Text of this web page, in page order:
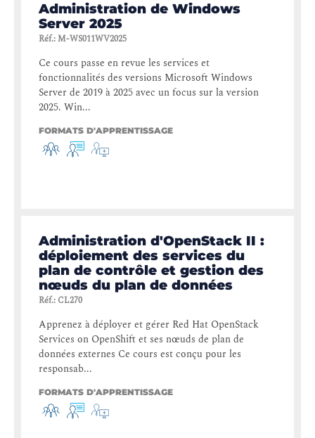
Administration de Windows
Server 2025
Réf.:M-WS011WV2025
Ce cours passe en revue les services et
fonctionnalités des versions Microsoft Windows
Server de 2019 à 2025 avec un focus sur la version
2025. Win...
FORMATS D'APPRENTISSAGE
Administration d'OpenStack II :
déploiement des services du
plan de contrôle et gestion des
nœuds du plan de données
Réf.: CL270
Apprenez à déployer et gérer Red Hat OpenStack
Services on OpenShift et ses nœuds de plan de
données externes Ce cours est conçu pour les
responsab...
FORMATS D'APPRENTISSAGE